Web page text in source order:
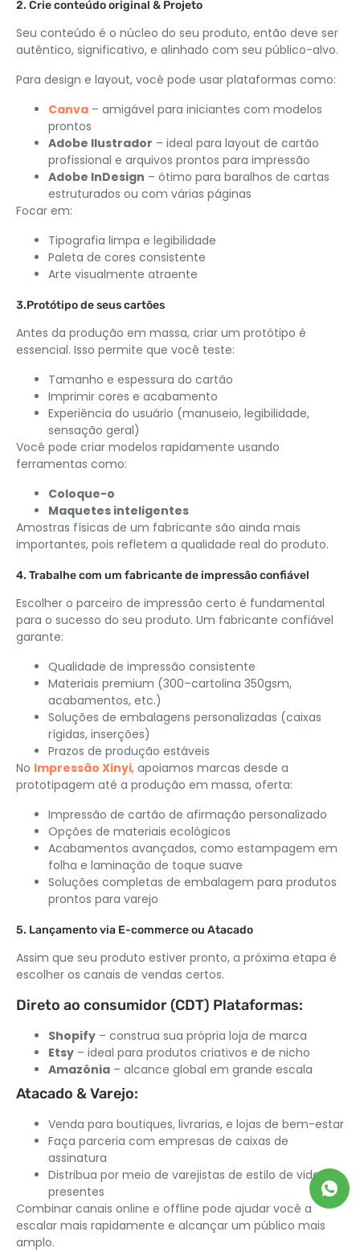
2. Crie conteúdo original & Projeto
Seu conteúdo é o núcleo do seu produto, então deve ser
autêntico, significativo, e alinhado com seu público-alvo.
Para design e layout, você pode usar plataformas como:
Canva – amigável para iniciantes com modelos
prontos
Adobe Ilustrador – ideal para layout de cartão
profissional e arquivos prontos para impressão
Adobe InDesign – ótimo para baralhos de cartas
estruturados ou com várias páginas
Focar em:
Tipografia limpa e legibilidade
Paleta de cores consistente
Arte visualmente atraente
3.Protótipo de seus cartões
Antes da produção em massa, criar um protótipo é
essencial. Isso permite que você teste:
Tamanho e espessura do cartão
Imprimir cores e acabamento
Experiência do usuário (manuseio, legibilidade,
sensação geral)
Você pode criar modelos rapidamente usando
ferramentas como:
Coloque-o
Maquetes inteligentes
Amostras físicas de um fabricante são ainda mais
importantes, pois refletem a qualidade real do produto.
4. Trabalhe com um fabricante de impressão confiável
Escolher o parceiro de impressão certo é fundamental
para o sucesso do seu produto. Um fabricante confiável
garante:
Qualidade de impressão consistente
Materiais premium (300–cartolina 350gsm,
acabamentos, etc.)
Soluções de embalagens personalizadas (caixas
rígidas, inserções)
Prazos de produção estáveis
No Impressão Xinyi, apoiamos marcas desde a
prototipagem até a produção em massa, oferta:
Impressão de cartão de afirmação personalizado
Opções de materiais ecológicos
Acabamentos avançados, como estampagem em
folha e laminação de toque suave
Soluções completas de embalagem para produtos
prontos para varejo
5. Lançamento via E-commerce ou Atacado
Assim que seu produto estiver pronto, a próxima etapa é
escolher os canais de vendas certos.
Direto ao consumidor (CDT) Plataformas:
Shopify – construa sua própria loja de marca
Etsy – ideal para produtos criativos e de nicho
Amazônia – alcance global em grande escala
Atacado & Varejo:
Venda para boutiques, livrarias, e lojas de bem-estar
Faça parceria com empresas de caixas de
assinatura
Distribua por meio de varejistas de estilo de vida e
presentes
Combinar canais online e offline pode ajudar você a
escalar mais rapidamente e alcançar um público mais
amplo.